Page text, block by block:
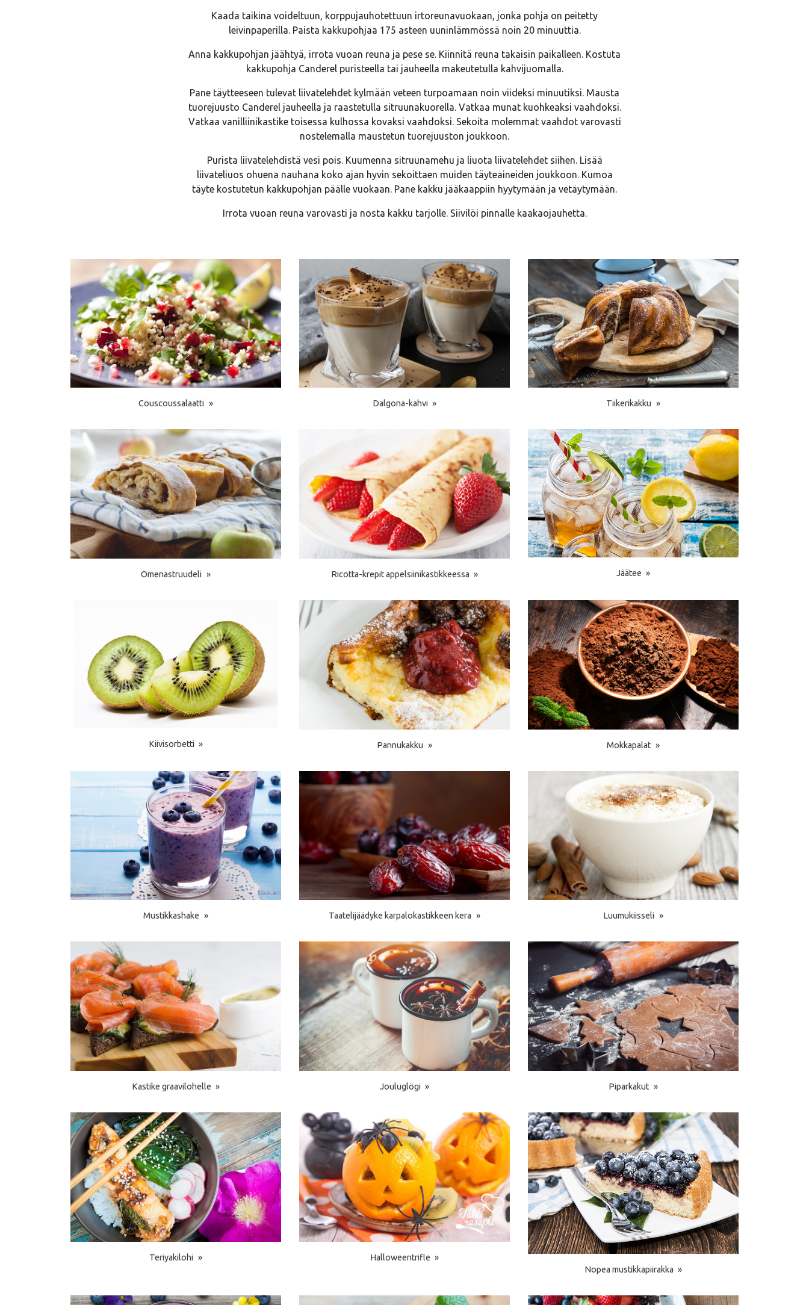
Kaada taikina voideltuun, korppujauhotettuun irtoreunavuokaan, jonka pohja on peitetty
leivinpaperilla. Paista kakkupohjaa 175 asteen uuninlämmössä noin 20 minuuttia.
Anna kakkupohjan jäähtyä, irrota vuoan reuna ja pese se. Kiinnitä reuna takaisin paikalleen. Kostuta
kakkupohja Canderel puristeella tai jauheella makeutetulla kahvijuomalla.
Pane täytteeseen tulevat liivatelehdet kylmään veteen turpoamaan noin viideksi minuutiksi. Mausta
tuorejuusto Canderel jauheella ja raastetulla sitruunakuorella. Vatkaa munat kuohkeaksi vaahdoksi.
Vatkaa vanilliinikastike toisessa kulhossa kovaksi vaahdoksi. Sekoita molemmat vaahdot varovasti
nostelemalla maustetun tuorejuuston joukkoon.
Purista liivatelehdistä vesi pois. Kuumenna sitruunamehu ja liuota liivatelehdet siihen. Lisää
liivateliuos ohuena nauhana koko ajan hyvin sekoittaen muiden täyteaineiden joukkoon. Kumoa
täyte kostutetun kakkupohjan päälle vuokaan. Pane kakku jääkaappiin hyytymään ja vetäytymään.
Irrota vuoan reuna varovasti ja nosta kakku tarjolle. Siivilöi pinnalle kaakaojauhetta.
Couscoussalaatti Dalgona-kahvi Tiikerikakku
Omenastruudeli Ricotta-krepit appelsiinikastikkeessa Jäätee
Kiivisorbetti Pannukakku Mokkapalat
Mustikkashake Taatelijäädyke karpalokastikkeen kera Luumukiisseli
Kastike graavilohelle Jouluglögi Piparkakut
Teriyakilohi
Halloweentrifle
Nopea mustikkapiirakka